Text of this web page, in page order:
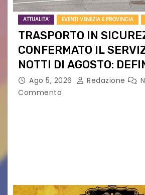
ATTUALITA' EVENTI VENEZIA E PROVINCIA
TRASPORTO IN
CONFERMATO IL
NOTTI DI AGOSTO:
PERCORSI, FERMATE E
Ago 5, 2026 Redazione
Commento